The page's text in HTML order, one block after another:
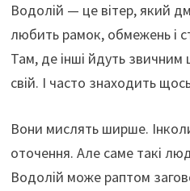
Водолій — це вітер, який
любить рамок, обмежень і
Там, де інші йдуть
свій. І часто знаходить
Вони мислять ширше.
оточення. Але саме такі
Водолій може раптом